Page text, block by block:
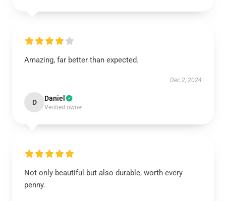
Amazing, far better than expected.
Dec 2, 2024
D Daniel
Verified owner
Not only beautiful but also durable, worth every
penny.